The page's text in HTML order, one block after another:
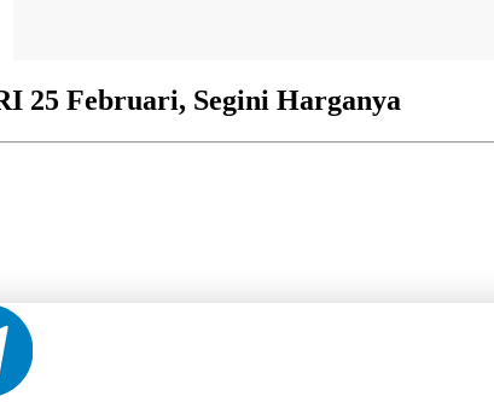
25 Februari, Segini Harganya